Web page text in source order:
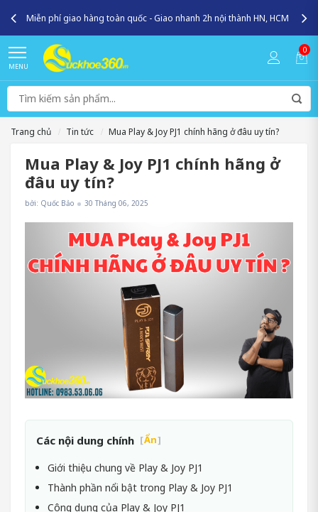
Khuyến mãi khủng giảm tới35% MUA NGAY
MENU
0
Trang chủ Tin tức Mua Play & Joy PJ1 chính hãng ở đâu uy tín?
Mua Play & Joy PJ1 chính hãng ở
đâu uy tín?
bởi: Quốc Bảo 30 Tháng 06, 2025
Các nội dung chính [Ẩn]
Giới thiệu chung về Play & Joy PJ1
Thành phần nổi bật trong Play & Joy PJ1
Công dụng của Play & Joy PJ1